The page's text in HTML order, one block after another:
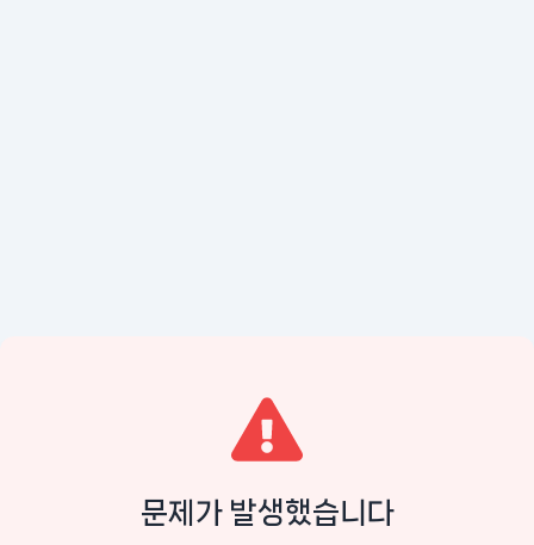
문제가 발생했습니다